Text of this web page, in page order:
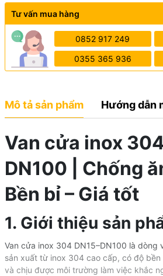
Tư vấn mua hàng
0852 917 249
0355 365 936
Mô tả sản phẩm Hướng dẫn
Van cửa inox
DN100 | Chống
Bền bỉ – Giá tốt
1. Giới thiệu sản
Van cửa inox 304 DN15–DN100 là dòng
sản xuất từ inox 304 cao cấp, có độ
và chịu được môi trường làm việc khắc